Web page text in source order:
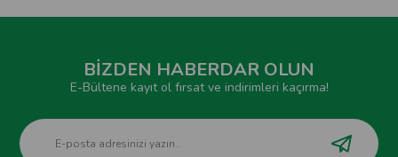
BİZDEN HABERDAR OLUN
E-Bültene kayıt ol fırsat ve indirimleri kaçırma!